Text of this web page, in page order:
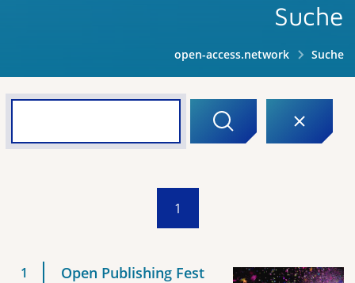
Suche
open-access.network Suche
1
Open Publishing Fest